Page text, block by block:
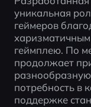
уникальная
геймеров
геймплею. По
продолжает
потребность в
поддержке